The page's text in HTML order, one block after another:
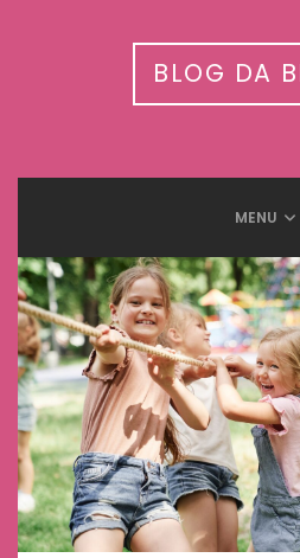
BLOG DA
MENU
Inteligência Artificial nas APAEs:
tecnologia, autismo e cuidado
31 de julho de 2026
5 Benefícios da humanização do
13 de setembro de 2025
Meditação e Cérebro: Descubra os
12 de setembro de 2025